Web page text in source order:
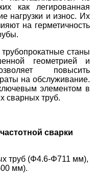
как легированная
нагрузки и износ. Их
на герметичность
станы
геометрией и
повысить
на обслуживание.
элементом в
сварных труб.
сварки
труб (Φ4.6-Φ711 мм),
мм).